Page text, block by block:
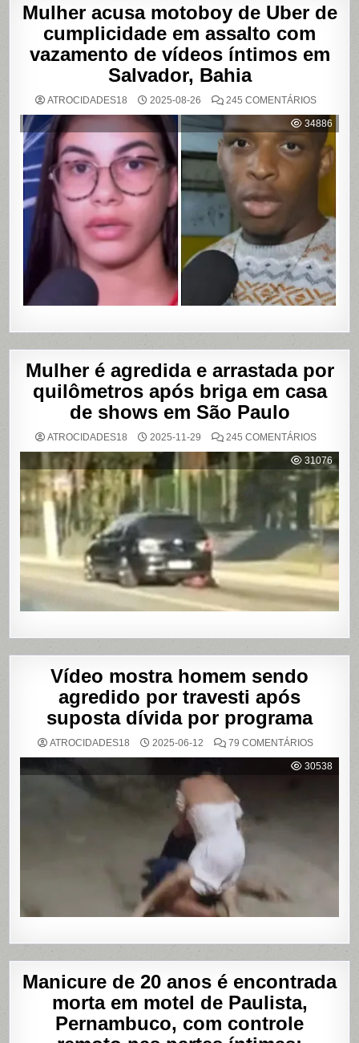
Mulher acusa motoboy de Uber de
cumplicidade em assalto com
vazamento de vídeos íntimos em
Salvador, Bahia
ATROCIDADES18 2025-08-26 245 COMENTÁRIOSEM
ACUSA
DE
UBER
DE
EM
DE
VÍDEOS
ÍNTIMOS
EM
BAHIA
34886
Mulher é agredida e arrastada por
quilômetros após briga em casa
de shows em São Paulo
ATROCIDADES18 2025-11-29 245 COMENTÁRIOSEM
É
E
POR
APÓS
BRIGA
EM
CASA
SHOWS
SÃO
PAULO
31076
Vídeo mostra homem sendo
agredido por travesti após
suposta dívida por programa
ATROCIDADES18 2025-06-12 79 COMENTÁRIOSEM
MOSTRA
HOMEM
30538
Manicure de 20 anos é encontrada
morta em motel de Paulista,
Pernambuco, com controle